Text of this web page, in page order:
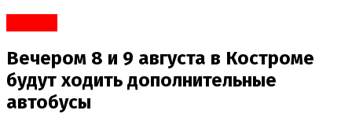
Вечером 8 и 9 августа в Костроме
будут ходить дополнительные
автобусы